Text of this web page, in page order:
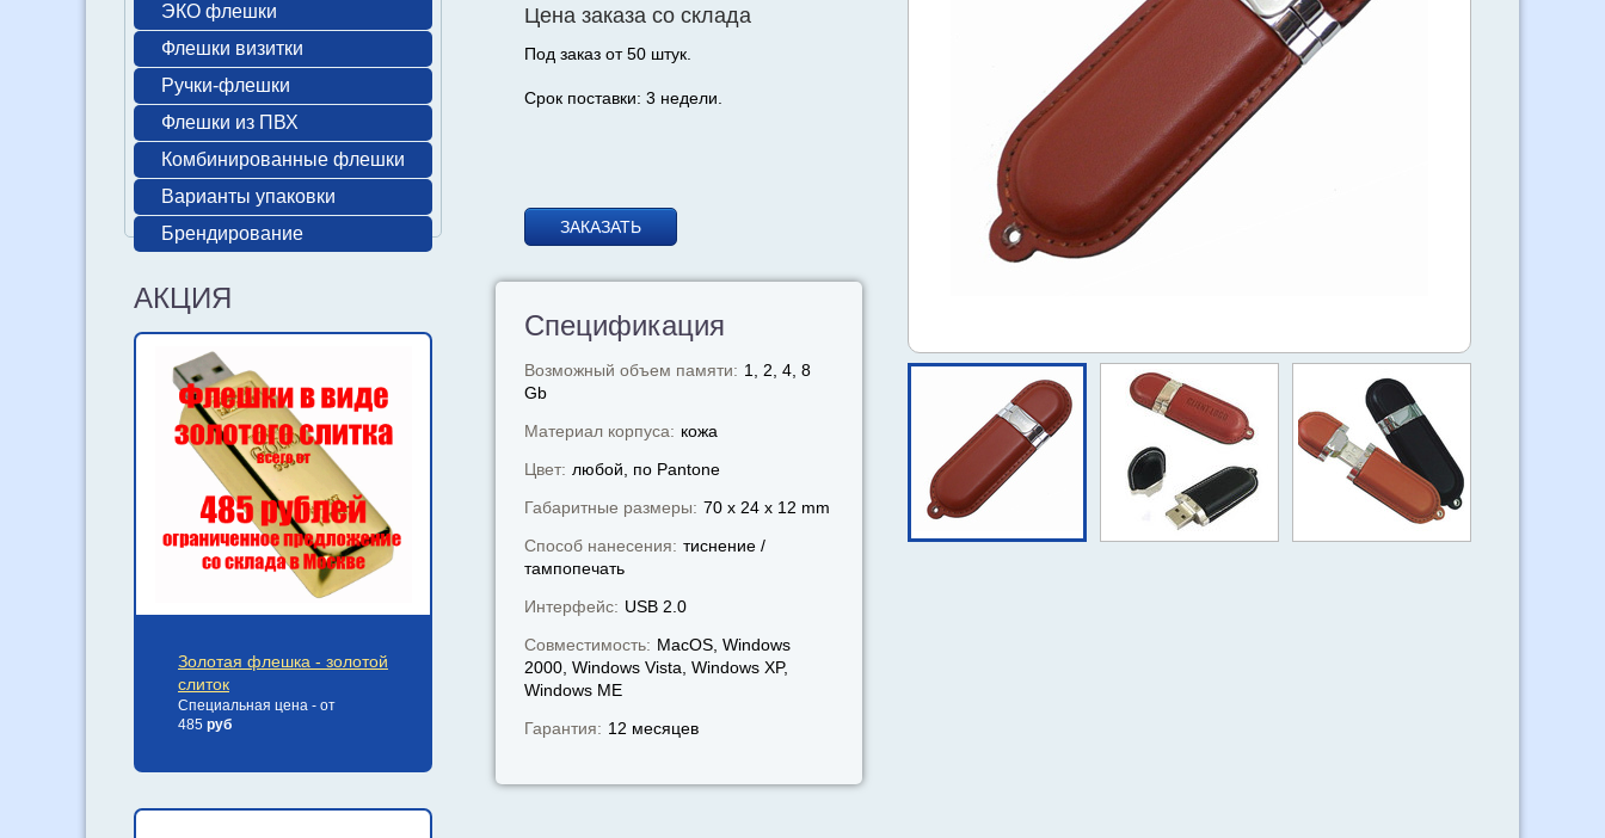
Цена заказа со склада
Под заказ от 50 штук.
Срок поставки: 3 недели.
ЗАКАЗАТЬ
Спецификация
Возможный объем памяти: 1, 2, 4, 8
Gb
Материал корпуса: кожа
Цвет: любой, по Pantone
Габаритные размеры: 70 x 24 x 12 mm
Способ нанесения: тиснение /
тампопечать
Интерфейс: USB 2.0
Совместимость: MacOS, Windows
2000, Windows Vista, Windows XP,
Windows МЕ
Гарантия: 12 месяцев
ЭКО флешки
Флешки визитки
Ручки-флешки
Флешки из ПВХ
Комбинированные флешки
Варианты упаковки
Брендирование
АКЦИЯ
Золотая флешка - золотой
слиток
Специальная цена - от
485 руб